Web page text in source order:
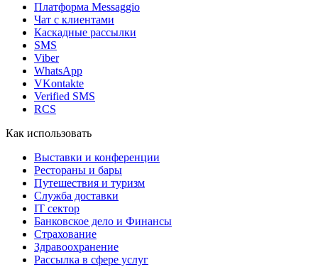
Платформа Messaggio
Чат с клиентами
Каскадные рассылки
SMS
Viber
WhatsApp
VKontakte
Verified SMS
RCS
Как использовать
Выставки и конференции
Рестораны и бары
Путешествия и туризм
Служба доставки
IT сектор
Банковское дело и Финансы
Страхование
Здравоохранение
Рассылка в сфере услуг